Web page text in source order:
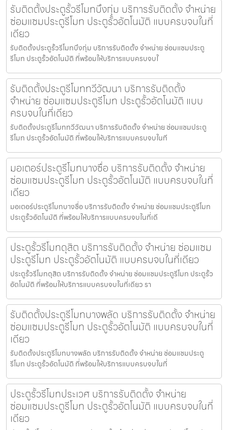
รับติดตั้งประตูรั้วรีโมทบึงกุ่ม บริการรับติดตั้ง จำหน่าย
ซ่อมแซมประตูรีโมท ประตูรั้วอัตโนมัติ แบบครบจบในที่
เดียว
รับติดตั้งประตูรั้วรีโมทบึงกุ่ม บริการรับติดตั้ง จำหน่าย ซ่อมแซมประตู
รีโมท ประตูรั้วอัตโนมัติ ที่พร้อมให้บริการแบบครบจบใ
รับติดตั้งประตูรีโมททวีวัฒนา บริการรับติดตั้ง
จำหน่าย ซ่อมแซมประตูรีโมท ประตูรั้วอัตโนมัติ แบบ
ครบจบในที่เดียว
รับติดตั้งประตูรีโมททวีวัฒนา บริการรับติดตั้ง จำหน่าย ซ่อมแซมประตู
รีโมท ประตูรั้วอัตโนมัติ ที่พร้อมให้บริการแบบครบจบในที
มอเตอร์ประตูรีโมทบางซื่อ บริการรับติดตั้ง จำหน่าย
ซ่อมแซมประตูรีโมท ประตูรั้วอัตโนมัติ แบบครบจบในที่
เดียว
มอเตอร์ประตูรีโมทบางซื่อ บริการรับติดตั้ง จำหน่าย ซ่อมแซมประตูรีโมท
ประตูรั้วอัตโนมัติ ที่พร้อมให้บริการแบบครบจบในที่เดี
ประตูรั้วรีโมทดุสิต บริการรับติดตั้ง จำหน่าย ซ่อมแซม
ประตูรีโมท ประตูรั้วอัตโนมัติ แบบครบจบในที่เดียว
ประตูรั้วรีโมทดุสิต บริการรับติดตั้ง จำหน่าย ซ่อมแซมประตูรีโมท ประตูรั้ว
อัตโนมัติ ที่พร้อมให้บริการแบบครบจบในที่เดียว รา
รับติดตั้งประตูรีโมทบางพลัด บริการรับติดตั้ง จำหน่าย
ซ่อมแซมประตูรีโมท ประตูรั้วอัตโนมัติ แบบครบจบในที่
เดียว
รับติดตั้งประตูรีโมทบางพลัด บริการรับติดตั้ง จำหน่าย ซ่อมแซมประตู
รีโมท ประตูรั้วอัตโนมัติ ที่พร้อมให้บริการแบบครบจบในที่
ประตูรั้วรีโมทประเวศ บริการรับติดตั้ง จำหน่าย
ซ่อมแซมประตูรีโมท ประตูรั้วอัตโนมัติ แบบครบจบในที่
เดียว